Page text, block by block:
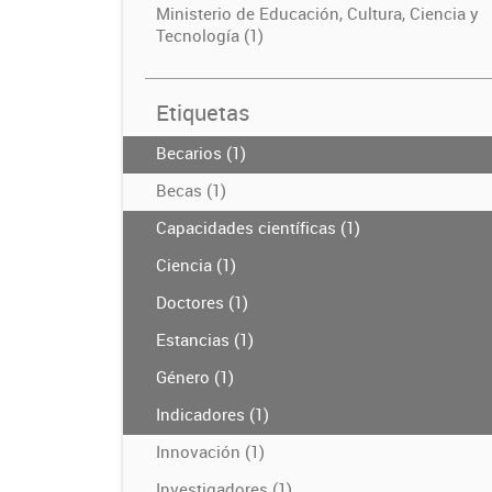
Ministerio de Educación, Cultura, Ciencia y
Tecnología (1)
Etiquetas
Becarios (1)
Becas (1)
Capacidades científicas (1)
Ciencia (1)
Doctores (1)
Estancias (1)
Género (1)
Indicadores (1)
Innovación (1)